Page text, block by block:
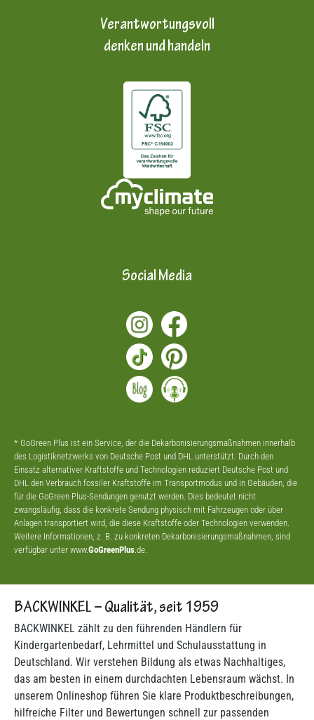
Verantwortungsvoll
denken und handeln
Social Media
* GoGreen Plus ist ein Service, der die Dekarbonisierungsmaßnahmen innerhalb
des Logistiknetzwerks von Deutsche Post und DHL unterstützt. Durch den
Einsatz alternativer Kraftstoffe und Technologien reduziert Deutsche Post und
DHL den Verbrauch fossiler Kraftstoffe im Transportmodus und in Gebäuden, die
für die GoGreen Plus-Sendungen genutzt werden. Dies bedeutet nicht
zwangsläufig, dass die konkrete Sendung physisch mit Fahrzeugen oder über
Anlagen transportiert wird, die diese Kraftstoffe oder Technologien verwenden.
Weitere Informationen, z. B. zu konkreten Dekarbonisierungsmaßnahmen, sind
verfügbar unter www.GoGreenPlus .de.
BACKWINKEL – Qualität, seit 1959
BACKWINKEL zählt zu den führenden Händlern für
Kindergartenbedarf, Lehrmittel und Schulausstattung in
Deutschland. Wir verstehen Bildung als etwas Nachhaltiges,
das am besten in einem durchdachten Lebensraum wächst. In
unserem Onlineshop führen Sie klare Produktbeschreibungen,
hilfreiche Filter und Bewertungen schnell zur passenden